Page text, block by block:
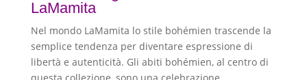
LaMamita
Nel mondo LaMamita lo stile bohémien trascende la
semplice tendenza per diventare espressione di
libertà e autenticità. Gli abiti bohémien, al centro di